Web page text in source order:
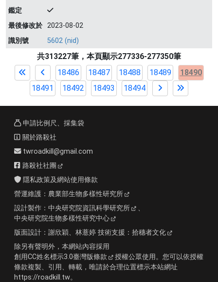
鑑定
最後修改於 2023-08-02
識別號
5602 (nid)
共313227筆，本頁顯示277336-277350筆
18486
18487 18488 18489
18490
18491
18492 18493 18494
申請比例尺、採集袋
關於路殺社
twroadkill@gmail.com
路殺社社團
隱私政策及網站使用條款
營運維護： 農業部生物多樣性研究所
設計製作： 中央研究院資訊科學研究所
、
中央研究院生物多樣性研究中心
版面設計： 謝欣穎、林薏婷 技術支援： 拾穗者文化
除另有聲明外，本網站內容採用
創用CC姓名標示3.0臺灣版條款
授權公眾使用。您可以依授權
條款複製、引用、轉載，唯請於合理位置標示本站網址
https://roadkill.tw。